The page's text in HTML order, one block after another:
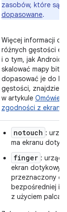
zasobów, które są
dopasowane.
Więcej informacji o
różnych gęstości
i o tym, jak Android
skalować mapy
dopasować je do
gęstości, znajdziesz
w artykule
zgodności z
notouch :
ma ekranu
finger :
ekran dotykowy,
przeznaczony do
bezpośredniej
z użyciem palca.